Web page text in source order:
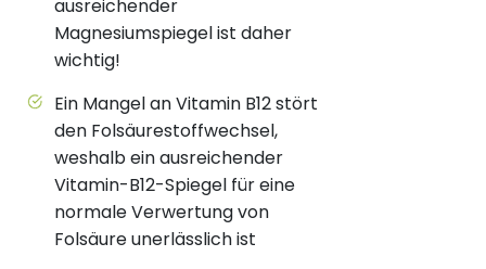
ausreichender
Magnesiumspiegel ist daher
wichtig!
Ein Mangel an Vitamin B12 stört
den Folsäurestoffwechsel,
weshalb ein ausreichender
Vitamin-B12-Spiegel für eine
normale Verwertung von
Folsäure unerlässlich ist